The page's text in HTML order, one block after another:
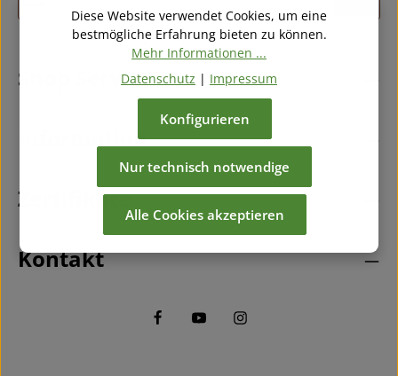
Datenschutz
Datenschutzbestimmungen
Kenntnis genommen und dieAGBgelesen und bin
Diese Seite ist durch reCAPTCHA geschützt und es gelten die
und Nutzungsbedingungen
Die mit einem Stern (*) markierten Felder sind
Pflichtfelder.
Shop Service
Information
Zertifikate
Kontakt
Diese Website verwendet Cookies, um eine
bestmögliche Erfahrung bieten zu können.
Mehr Informationen ...
Datenschutz | Impressum
Nur technisch notwendige
Konfigurieren
Alle Cookies akzeptieren